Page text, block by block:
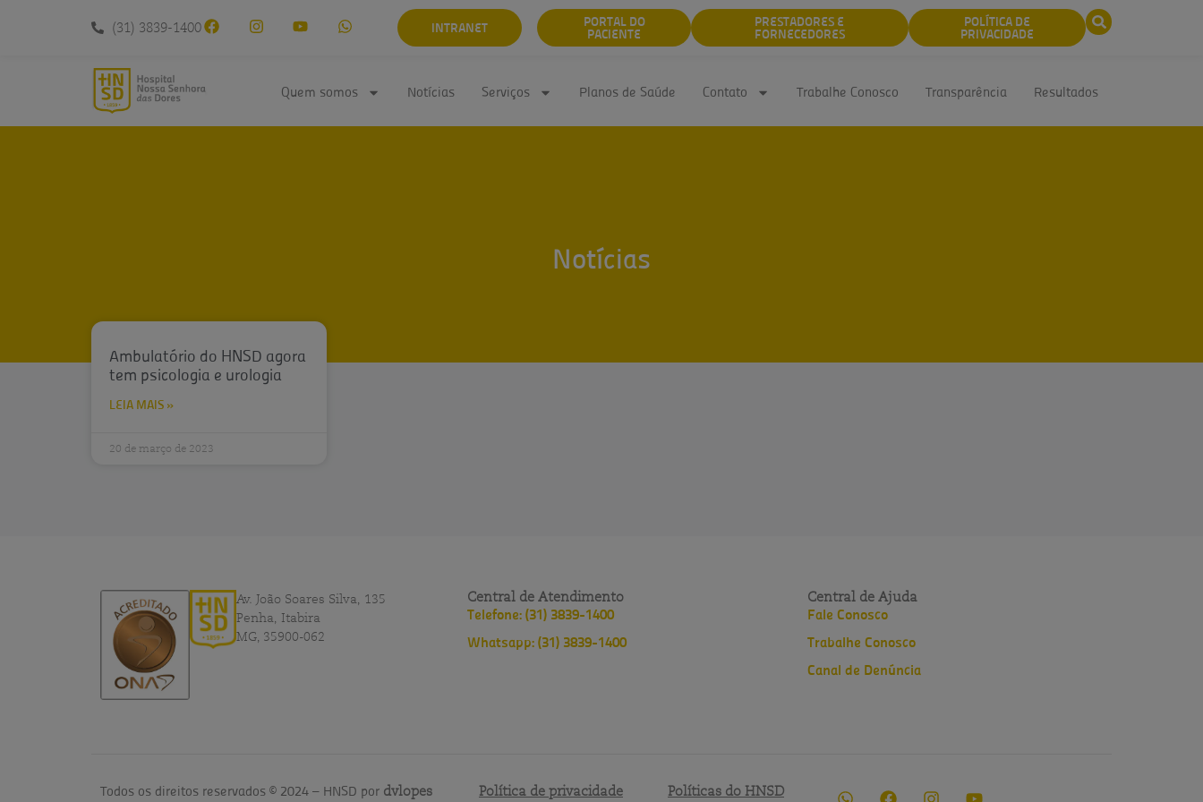
(31) 3839-1400 INTRANET PORTAL DO
PACIENTE
PRESTADORES E
FORNECEDORES
POLÍTICA DE
PRIVACIDADE
Quem somos Notícias Serviços Planos de Saúde Contato Trabalhe Conosco Transparência Resultados
Notícias
Ambulatório do HNSD agora
tem psicologia e urologia
LEIA MAIS »
20 de março de 2023
Av. João Soares Silva, 135
Penha, Itabira
MG, 35900-062
Central de Atendimento
Telefone: (31) 3839-1400
Whatsapp: (31) 3839-1400
Central de Ajuda
Fale Conosco
Trabalhe Conosco
Canal de Denúncia
Todos os direitos reservados © 2024 – HNSD por dvlopes Política de privacidade Políticas do HNSD